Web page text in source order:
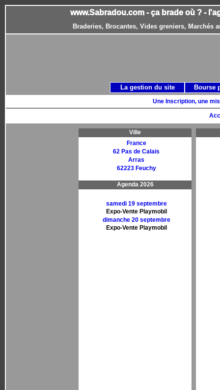
www.Sabradou.com - ça brade où ? -
Braderies, Brocantes, Vides greniers, Marchés
Une Inscription, une
Ville
France
62 Pas de Calais
Arras
62223 Feuchy
Agenda 2026
samedi 19 septembre
Expo-Vente Playmobil
dimanche 20 septembre
Expo-Vente Playmobil
La gestion du site Bourse